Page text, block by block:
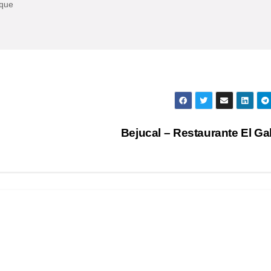
Bejucal – Restaurante El